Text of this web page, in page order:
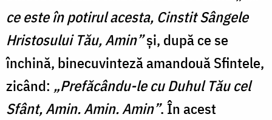
ce este în potirul acesta, Cinstit Sângele
Hristosului Tău, Amin”și, după ce se
închină, binecuvinteză amandouă Sfintele,
zicând: „Prefăcându-le cu Duhul Tău cel
Sfânt, Amin. Amin. Amin”. În acest